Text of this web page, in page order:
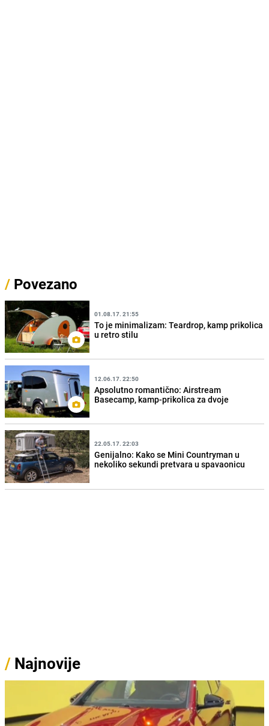
/ Povezano
01.08.17. 21:55
To je minimalizam: Teardrop, kamp prikolica
u retro stilu
12.06.17. 22:50
Apsolutno romantično: Airstream
Basecamp, kamp-prikolica za dvoje
22.05.17. 22:03
Genijalno: Kako se Mini Countryman u
nekoliko sekundi pretvara u spavaonicu
/ Najnovije